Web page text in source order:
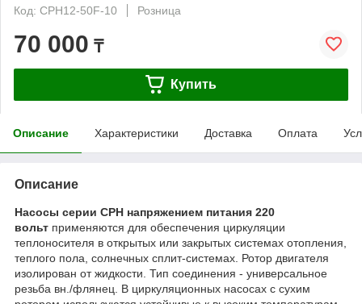
Код: CPH12-50F-10
Розница
70 000 ₸
Купить
Описание Характеристики Доставка Оплата
Описание
Насосы серии CPH напряжением питания 220
вольт применяются для обеспечения циркуляции
теплоносителя в открытых или закрытых системах отопления,
теплого пола, солнечных сплит-системах. Ротор двигателя
изолирован от жидкости. Тип соединения - универсальное
резьба вн./флянец. В циркуляционных насосах с сухим